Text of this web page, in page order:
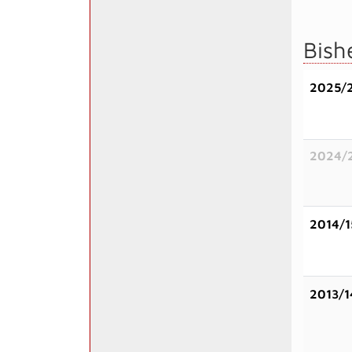
2025/
2024/
2014/
2013/